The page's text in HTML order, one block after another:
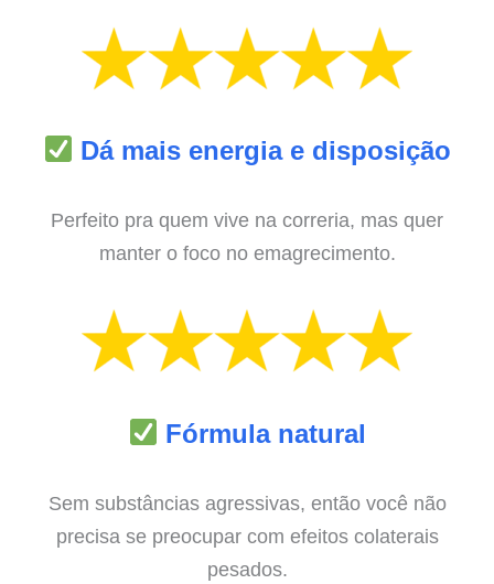
Dá mais energia e disposição
Perfeito pra quem vive na correria, mas quer
manter o foco no emagrecimento.
Fórmula natural
Sem substâncias agressivas, então você não
precisa se preocupar com efeitos colaterais
pesados.